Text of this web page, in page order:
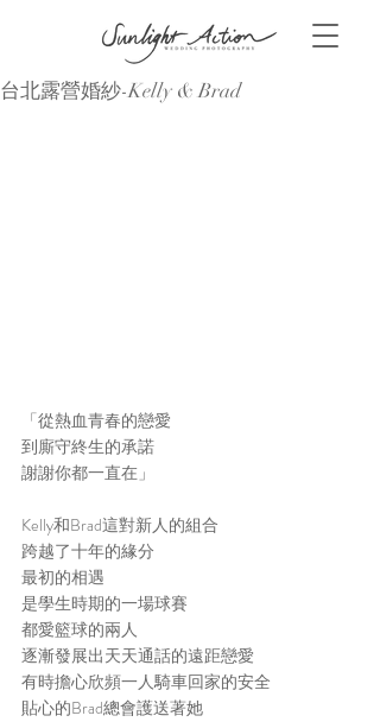
台北露營婚紗-Kelly & Brad
「從熱血青春的戀愛
到廝守終生的承諾
謝謝你都一直在」
Kelly和Brad這對新人的組合
跨越了十年的緣分
最初的相遇
是學生時期的一場球賽
都愛籃球的兩人
逐漸發展出天天通話的遠距戀愛
有時擔心欣頻一人騎車回家的安全
貼心的Brad總會護送著她